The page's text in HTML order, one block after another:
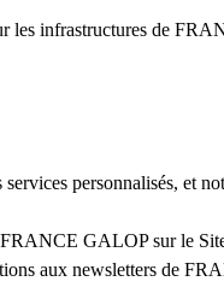
les infrastructures de
personnalisés, et
FRANCE GALOP sur le
aux newsletters de